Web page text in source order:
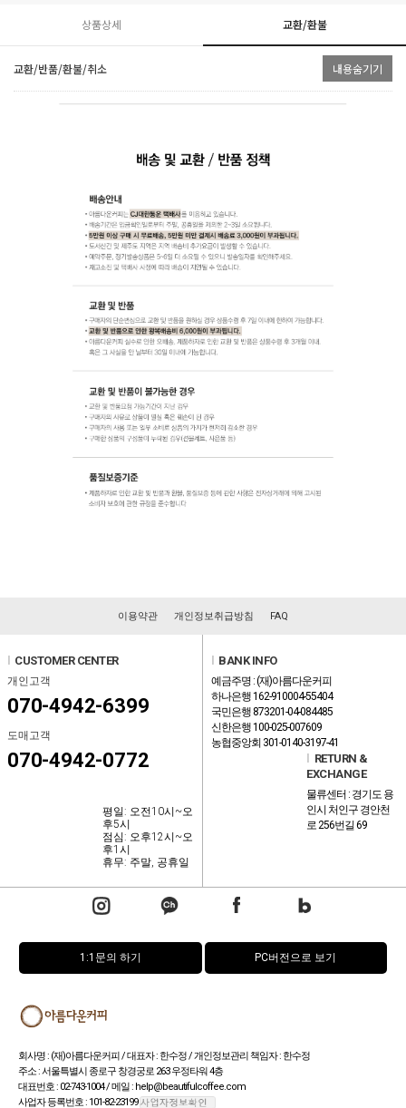
상품상세 교환/환불
교환/반품/환불/취소 내용숨기기
이용약관 개인정보취급방침 FAQ
CUSTOMER CENTER
개인고객
070-4942-6399
도매고객
070-4942-0772
평일: 오전10시~오
후5시
점심: 오후12시~오
후1시
휴무: 주말, 공휴일
BANK INFO
예금주명 : (재)아름다운커피
하나은행 162-910004-55404
국민은행 873201-04-084485
신한은행 100-025-007609
농협중앙회 301-0140-3197-41
RETURN &
EXCHANGE
물류센터 : 경기도 용
인시 처인구 경안천
로 256번길 69
1:1문의 하기 PC버전으로 보기
회사명 : (재)아름다운커피 / 대표자 : 한수정 / 개인정보관리 책임자 : 한수정
주소 : 서울특별시 종로구 창경궁로 263 우정타워 4층
대표번호 : 02-743-1004 / 메일 : help@beautifulcoffee.com
사업자 등록번호 : 101-82-23199